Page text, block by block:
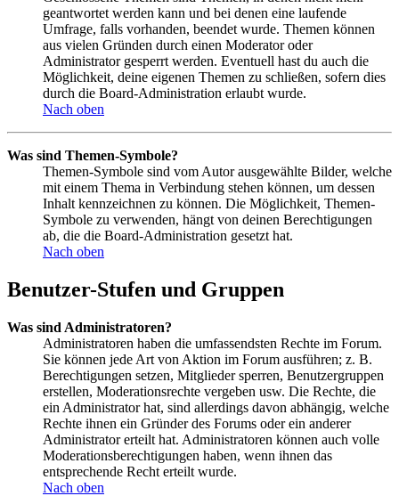
geantwortet werden kann und bei denen eine laufende
Umfrage, falls vorhanden, beendet wurde. Themen können
aus vielen Gründen durch einen Moderator oder
Administrator gesperrt werden. Eventuell hast du auch die
Möglichkeit, deine eigenen Themen zu schließen, sofern dies
durch die Board-Administration erlaubt wurde.
Nach oben
Was sind Themen-Symbole?
Themen-Symbole sind vom Autor ausgewählte Bilder, welche
mit einem Thema in Verbindung stehen können, um dessen
Inhalt kennzeichnen zu können. Die Möglichkeit, Themen-
Symbole zu verwenden, hängt von deinen Berechtigungen
ab, die die Board-Administration gesetzt hat.
Nach oben
Benutzer-Stufen und Gruppen
Was sind Administratoren?
Administratoren haben die umfassendsten Rechte im Forum.
Sie können jede Art von Aktion im Forum ausführen; z. B.
Berechtigungen setzen, Mitglieder sperren, Benutzergruppen
erstellen, Moderationsrechte vergeben usw. Die Rechte, die
ein Administrator hat, sind allerdings davon abhängig, welche
Rechte ihnen ein Gründer des Forums oder ein anderer
Administrator erteilt hat. Administratoren können auch volle
Moderationsberechtigungen haben, wenn ihnen das
entsprechende Recht erteilt wurde.
Nach oben